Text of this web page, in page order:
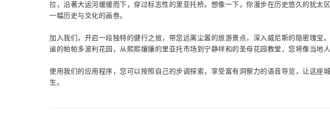
拉，沿著大运河缓缓而下，穿过标志性的里亚托桥。想像一下，你漫步在历史悠久的犹太
一幅历史与文化的画卷。
加入我们，开启一段独特的健行之旅，带您远离尘嚣的旅游景点，深入威尼斯的隐密瑰宝
谧的帕帕多波利花园，从熙熙攘攘的里亚托市场到宁静祥和的圣母花园教堂，您将像当地人
使用我们的应用程序，您可以按照自己的步调探索，享受富有洞察力的语音导览，让这座
生。